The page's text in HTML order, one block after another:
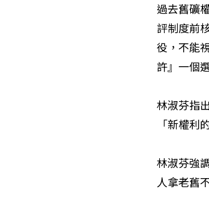
過去舊礦
評制度前
役，不能
許』一個
林淑芬指
「新權利
林淑芬強
人拿老舊